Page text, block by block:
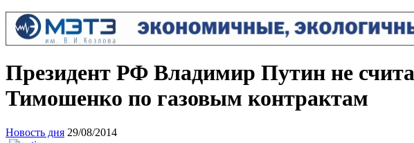
Президент РФ Владимир Путин не
Тимошенко по газовым контрактам
Новость дня 29/08/2014